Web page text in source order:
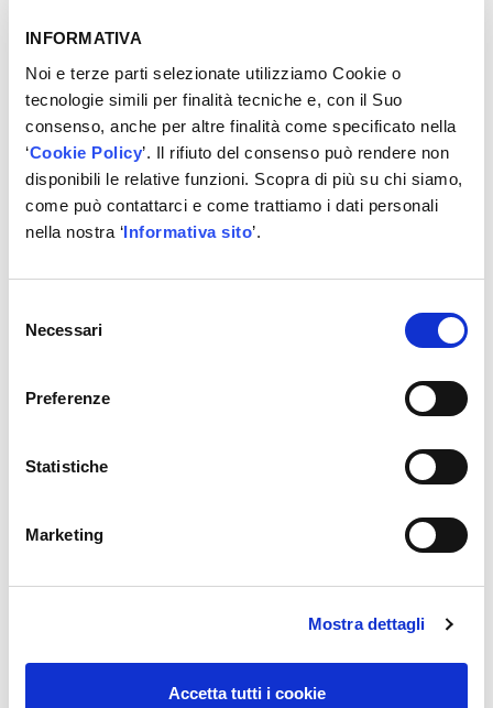
INFORMATIVA
Noi e terze parti selezionate utilizziamo Cookie o
tecnologie simili per finalità tecniche e, con il Suo
consenso, anche per altre finalità come specificato nella
‘Cookie Policy’. Il rifiuto del consenso può rendere non
disponibili le relative funzioni. Scopra di più su chi siamo,
come può contattarci e come trattiamo i dati personali
nella nostra ‘Informativa sito’.
delNecessari
Preferenze
Statistiche
Marketing
Mostra dettagli
Accetta tutti i cookie
VUOI CONOSCERE IL PREZZO?
Registrati!
REGISTRATI
Display a colori touchscreen da 7 “
Pompa del vuoto con uscita del vuoto 100L / h
Manometro: 2 x manometro ad alta pressione,
bassa pressione 2 x manometro a pressione
del serbatoio